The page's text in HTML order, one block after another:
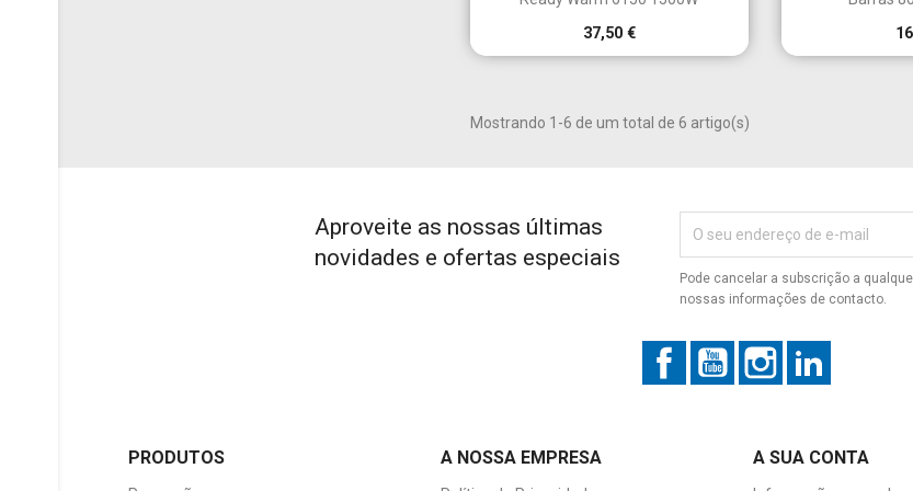
Criar nova lista
Cancelar Criar lista
((cancelText))
37,50 €
Mostrando 1-6 de um total de 6 artigo(s)
Aproveite as nossas últimas
novidades e ofertas especiais
Pode cancelar a subscrição a
nossas informações de contacto.
FacebookYouTubeInstagram
PRODUTOS A NOSSA EMPRESA A SUA CONTA